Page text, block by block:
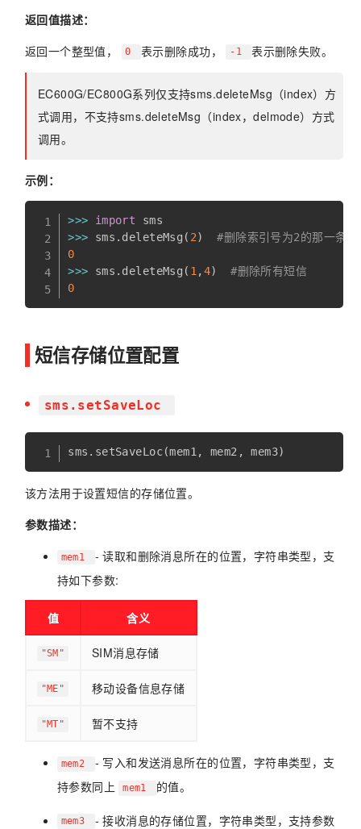
返回值描述：
返回一个整型值，
0 表示删除成功， -1 表示删除失败。
EC600G/EC800G系列仅支持sms.deleteMsg（index）方
式调用，不支持sms.deleteMsg（index，delmode）方式
调用。
示例：
>>> import
>>> sms . deleteMsg ( 2)
#删除索引号为2的那一条短
0
>>> sms . deleteMsg ( 1 ,4)
#删除所有短信
0
短信存储位置配置
sms.setSaveLoc
该方法用于设置短信的存储位置。
参数描述：
mem1
- 读取和删除消息所在的位置，字符串类型，支
持如下参数:
值 含义
"SM" SIM消息存储
"ME" 移动设备信息存储
"MT" 暂不支持
mem2
- 写入和发送消息所在的位置，字符串类型，支
持参数同上
mem1 的值。
mem3
- 接收消息的存储位置，字符串类型，支持参数